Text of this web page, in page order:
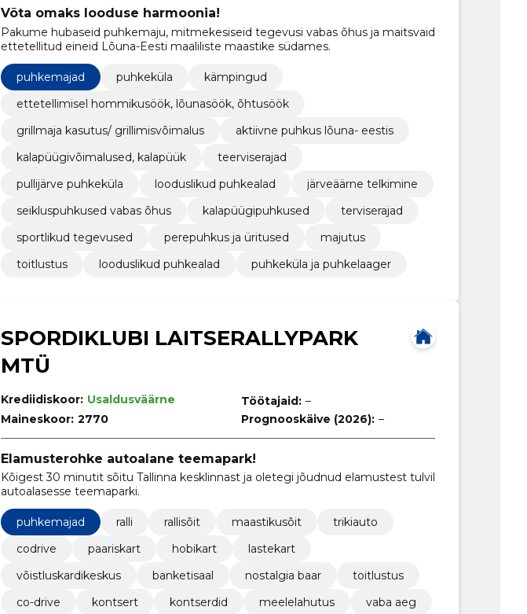
Võta omaks looduse harmoonia!
Pakume hubaseid puhkemaju, mitmekesiseid tegevusi vabas õhus ja maitsvaid
ettetellitud eineid Lõuna-Eesti maaliliste maastike südames.
puhkemajad puhkeküla
kämpingud
ettetellimisel hommikusöök, lõunasöök, õhtusöök
grillmaja kasutus/ grillimisvõimalus
aktiivne puhkus lõuna- eestis
kalapüügivõimalused, kalapüük
teerviserajad
pullijärve puhkeküla
looduslikud puhkealad
järveäärne telkimine
seikluspuhkused vabas õhus
kalapüügipuhkused
terviserajad
sportlikud tegevused
perepuhkus ja üritused
majutus
toitlustus
looduslikud puhkealad puhkeküla ja puhkelaager
SPORDIKLUBI LAITSERALLYPARK
MTÜ
Krediidiskoor: Usaldusväärne
Maineskoor: 2770
Töötajaid: –
Prognooskäive (2026): –
Elamusterohke autoalane teemapark!
Kõigest 30 minutit sõitu Tallinna kesklinnast ja oletegi jõudnud elamustest tulvil
autoalasesse teemaparki.
puhkemajad ralli rallisõit maastikusõit
trikiauto
codrive
paariskart hobikart
lastekart
võistluskardikeskus
banketisaal nostalgia baar
toitlustus
co-drive
kontsert kontserdid meelelahutus
vaba aeg